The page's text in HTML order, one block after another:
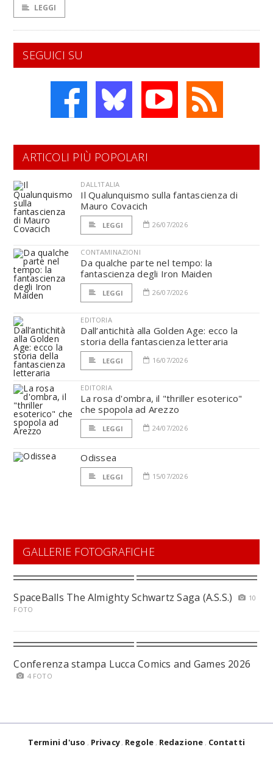
LEGGI
SEGUICI SU
ARTICOLI PIÙ POPOLARI
DALL'ITALIA
Il Qualunquismo sulla fantascienza di
Mauro Covacich
LEGGI 26/07/2026
CONTAMINAZIONI
Da qualche parte nel tempo: la
fantascienza degli Iron Maiden
LEGGI 26/07/2026
EDITORIA
Dall’antichità alla Golden Age: ecco la
storia della fantascienza letteraria
LEGGI 16/07/2026
EDITORIA
La rosa d'ombra, il "thriller esoterico"
che spopola ad Arezzo
LEGGI 24/07/2026
Odissea
LEGGI 15/07/2026
GALLERIE FOTOGRAFICHE
SpaceBalls The Almighty Schwartz Saga (A.S.S.)
10
FOTO
Conferenza stampa Lucca Comics and Games 2026
4 FOTO
Termini d'uso Privacy Regole Redazione Contatti